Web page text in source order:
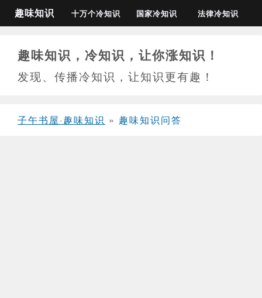
趣味知识 十万个冷知识 国家冷知识 法律冷知识
趣味知识，冷知识，让你涨知识！
发现、传播冷知识，让知识更有趣！
子午书屋·趣味知识 » 趣味知识问答